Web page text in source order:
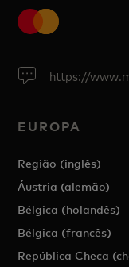
https://
EUROPA
Região (inglês)
Áustria (alemão)
Bélgica (holandês)
Bélgica (francês)
República Checa